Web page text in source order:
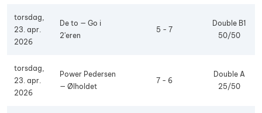
torsdag,
23. apr.
2026
De to — Go i
2'eren
5 - 7
Double B1
50/50
torsdag,
23. apr.
2026
Power Pedersen
— Ølholdet
7 - 6
Double A
25/50